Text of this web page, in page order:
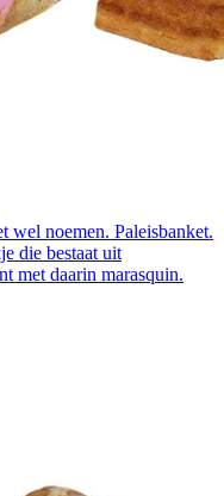
noemen. Paleisbanket.
die bestaat uit
met daarin marasquin.